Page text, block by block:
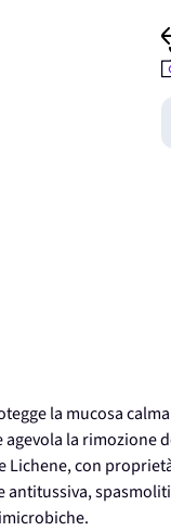
la mucosa
la rimozione
Lichene, con
antitussiva,